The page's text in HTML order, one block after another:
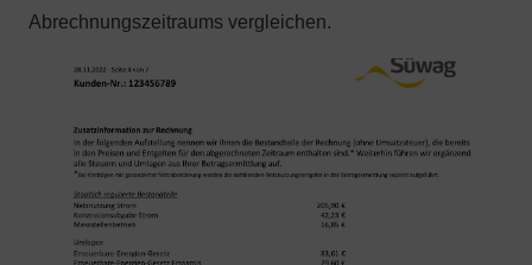
Abrechnungszeitraums vergleichen.